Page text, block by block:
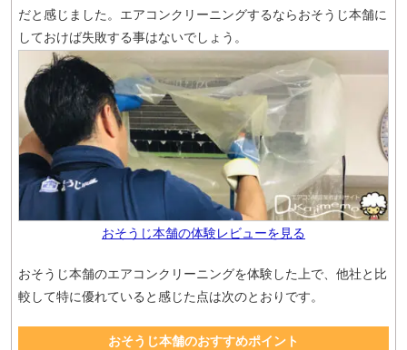
だと感じました。エアコンクリーニングするならおそうじ本舗に
しておけば失敗する事はないでしょう。
おそうじ本舗の体験レビューを見る
おそうじ本舗のエアコンクリーニングを体験した上で、他社と比
較して特に優れていると感じた点は次のとおりです。
おそうじ本舗のおすすめポイント